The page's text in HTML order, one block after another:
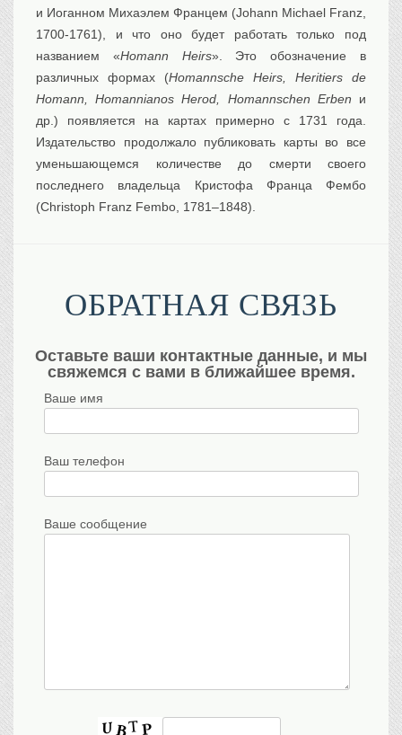
и Иоганном Михаэлем Францем (Johann Michael Franz,
1700-1761), и что оно будет работать только под
названием «Homann Heirs». Это обозначение в
различных формах (Homannsche Heirs, Heritiers de
Homann, Homannianos Herod, Homannschen Erben и
др.) появляется на картах примерно с 1731 года.
Издательство продолжало публиковать карты во все
уменьшающемся количестве до смерти своего
последнего владельца Кристофа Франца Фембо
(Christoph Franz Fembo, 1781–1848).
ОБРАТНАЯ СВЯЗЬ
Оставьте ваши контактные данные, и мы
свяжемся с вами в ближайшее время.
Ваше имя
Ваш телефон
Ваше сообщение